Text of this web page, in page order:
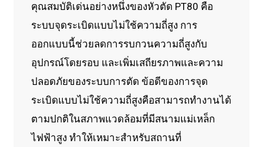
คุณสมบัติเด่นอย่างหนึ่งของหัวตัด PT80 คือ
ระบบจุดระเบิดแบบไม่ใช้ความถี่สูง การ
ออกแบบนี้ช่วยลดการรบกวนความถี่สูงกับ
อุปกรณ์โดยรอบ และเพิ่มเสถียรภาพและความ
ปลอดภัยของระบบการตัด ข้อดีของการจุด
ระเบิดแบบไม่ใช้ความถี่สูงคือสามารถทำงานได้
ตามปกติในสภาพแวดล้อมที่มีสนามแม่เหล็ก
ไฟฟ้าสูง ทำให้เหมาะสำหรับสถานที่